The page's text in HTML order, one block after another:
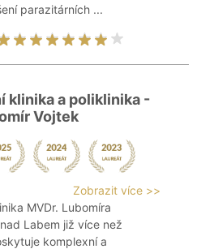
parazitárních ...
klinika a poliklinika -
Vojtek
Zobrazit více >>
MVDr. Lubomíra
Labem již více než
komplexní a